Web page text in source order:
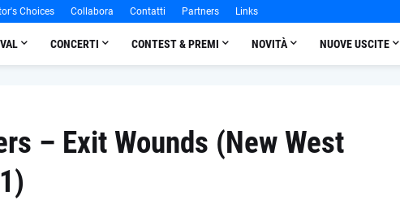
Choices Collabora Contatti Partners Links
CONCERTI CONTEST & PREMI NOVITÀ NUOVE USCITE
– Exit Wounds (New West